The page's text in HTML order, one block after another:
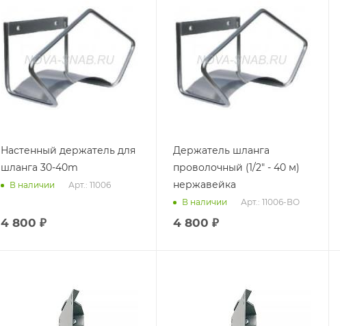
Настенный держатель для
шланга 30-40m
В наличии Арт.: 11006
4 800 ₽
Держатель шланга
проволочный (1/2" - 40 м)
нержавейка
В наличии Арт.: 11006-ВО
4 800 ₽